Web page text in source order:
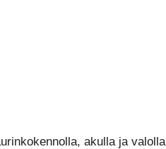
akulla ja valolla